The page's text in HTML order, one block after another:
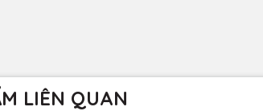
LIÊN QUAN